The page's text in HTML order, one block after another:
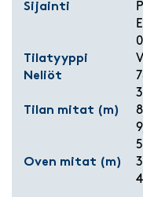
Sijainti
Tilatyyppi
Neliöt
Tilan mitat (m)
Oven mitat (m)